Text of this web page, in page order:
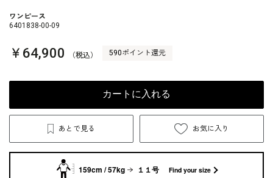
ワンピース
6401838-00-09
￥64,900 （税込） 590ポイント還元
カートに入れる
あとで見る お気に入り
159cm / 57kg １１号 Find your size